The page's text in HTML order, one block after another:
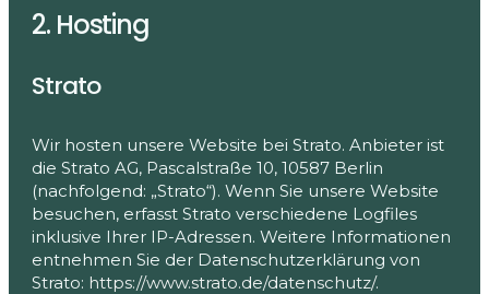
2. Hosting
Strato
Wir hosten unsere Website bei Strato. Anbieter ist
die Strato AG, Pascalstraße 10, 10587 Berlin
(nachfolgend: „Strato“). Wenn Sie unsere Website
besuchen, erfasst Strato verschiedene Logfiles
inklusive Ihrer IP-Adressen. Weitere Informationen
entnehmen Sie der Datenschutzerklärung von
Strato: https://www.strato.de/datenschutz/.